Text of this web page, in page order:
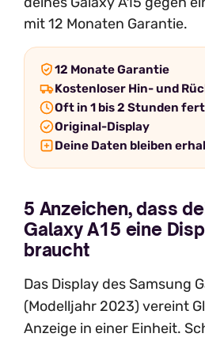
mit 12 Monaten Garantie.
12 Monate Garantie
Kostenloser Hin- und
Oft in 1 bis 2 Stunden
Original-Display
Deine Daten bleiben
5 Anzeichen, dass
Galaxy A15 eine
braucht
Das Display des Samsung
(Modelljahr 2023) vereint
Anzeige in einer Einheit.